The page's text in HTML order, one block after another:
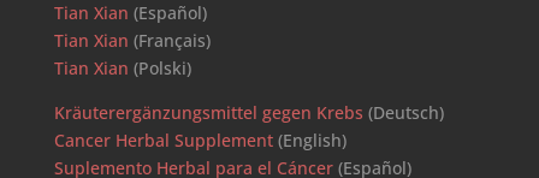
Tian Xian (Español)
Tian Xian (Français)
Tian Xian (Polski)
Kräuterergänzungsmittel gegen Krebs (Deutsch)
Cancer Herbal Supplement(English)
Suplemento Herbal para el Cáncer(Español)